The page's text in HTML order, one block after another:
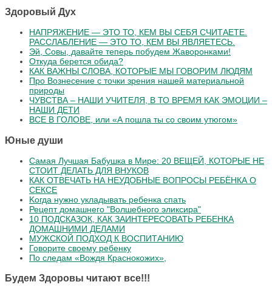
Здоровый Дух
НАПРЯЖЕНИЕ — ЭТО ТО, КЕМ ВЫ СЕБЯ СЧИТАЕТЕ.
РАССЛАБЛЕНИЕ — ЭТО ТО, КЕМ ВЫ ЯВЛЯЕТЕСЬ.
Эй, Совы, давайте теперь побудем Жаворонками!
Откуда берется обида?
КАК ВАЖНЫ СЛОВА, КОТОРЫЕ МЫ ГОВОРИМ ЛЮДЯМ
Про Вознесение с точки зрения нашей материальной
природы
ЧУВСТВА – НАШИ УЧИТЕЛЯ, В ТО ВРЕМЯ КАК ЭМОЦИИ –
НАШИ ДЕТИ
ВСЕ В ГОЛОВЕ, или «А пошла ты со своим утюгом»
Юные души
Самая Лучшая Бабушка в Мире: 20 ВЕЩЕЙ, КОТОРЫЕ НЕ
СТОИТ ДЕЛАТЬ ДЛЯ ВНУКОВ
КАК ОТВЕЧАТЬ НА НЕУДОБНЫЕ ВОПРОСЫ РЕБЁНКА О
СЕКСЕ
Koгдa нужнo уклaдывaть peбeнкa cпaть
Рецепт домашнего "Волшебного эликсира"
10 ПОДСКАЗОК, КАК ЗАИНТЕРЕСОВАТЬ РЕБЕНКА
ДОМАШНИМИ ДЕЛАМИ
МУЖСКОЙ ПОДХОД К ВОСПИТАНИЮ
Говорите своему ребенку
По следам «Вождя Краснокожих»,
Будем Здоровы читают все!!!